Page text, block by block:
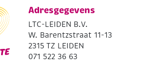
Adresgegevens
LTC-LEIDEN B.V.
W. Barentzstraat 11-13
2315 TZ LEIDEN
071 522 36 63